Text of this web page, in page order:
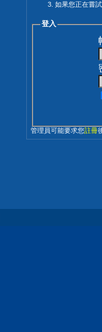
如果您正在嘗
登入
管理員可能要求您註冊